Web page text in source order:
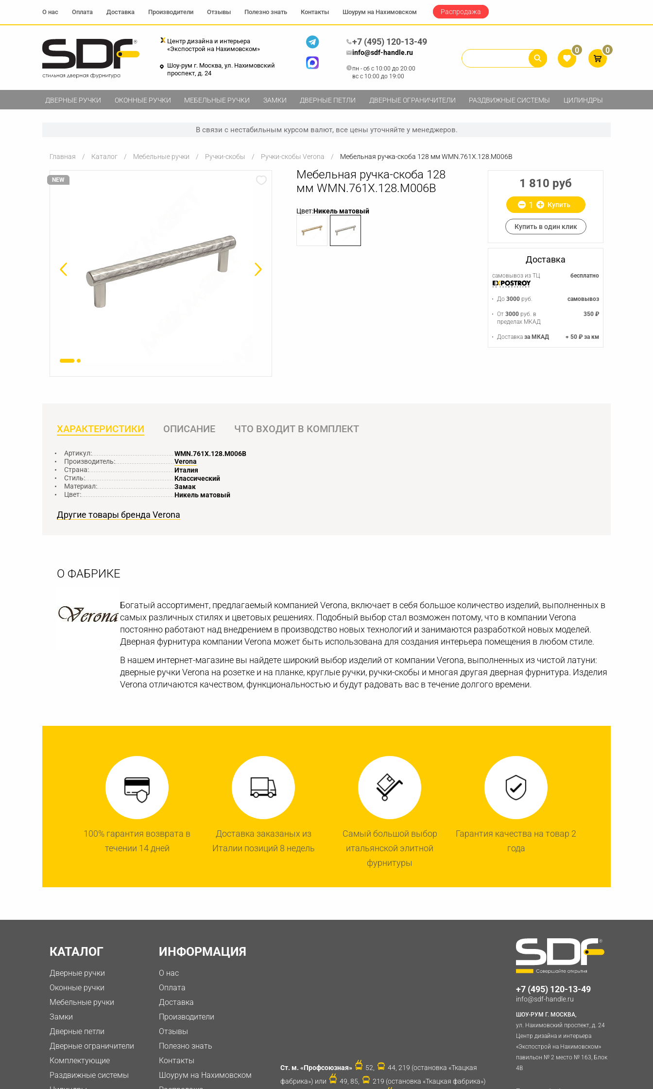
Центр дизайна и интерьера
«Экспострой на Нахимовском»
Шоу-рум г. Москва, ул. Нахимовский
проспект, д. 24
+7 (495) 120-13-49
info@sdf-handle.ru
пн - сб c 10:00 до 20:00
вс c 10:00 до 19:00
0 0
О нас Оплата Доставка Производители Отзывы Полезно знать Контакты Шоурум на Нахимовском Распродажа
ДВЕРНЫЕ РУЧКИ ОКОННЫЕ РУЧКИ МЕБЕЛЬНЫЕ РУЧКИ ЗАМКИ ДВЕРНЫЕ ПЕТЛИ ДВЕРНЫЕ ОГРАНИЧИТЕЛИ РАЗДВИЖНЫЕ СИСТЕМЫ ЦИЛИНДРЫ
В связи с нестабильным курсом валют, все цены уточняйте у менеджеров.
Главная Каталог Мебельные ручки Ручки-скобы Ручки-скобы Verona Мебельная ручка-скоба 128 мм WMN.761X.128.M006B
NEW
Мебельная ручка-скоба 128
мм WMN.761X.128.M006B
Цвет:Никель матовый
1 810 руб
Купить
Купить в один клик
Доставка
самовывоз из ТЦ бесплатно
До3000 руб. самовывоз
От3000 руб. в
пределах МКАД
350 ₽
Доставказа МКАД + 50 ₽ за км
ХАРАКТЕРИСТИКИ ОПИСАНИЕ ЧТО ВХОДИТ В КОМПЛЕКТ
Артикул:
WMN.761X.128.M006B
Производитель:
Verona
Страна:
Италия
Стиль:
Классический
Материал:
Замак
Цвет:
Никель матовый
Другие товары бренда Verona
О ФАБРИКЕ
Богатый ассортимент, предлагаемый компанией Verona, включает в себя большое количество изделий, выполненных в
самых различных стилях и цветовых решениях. Подобный выбор стал возможен потому, что в компании Verona
постоянно работают над внедрением в производство новых технологий и занимаются разработкой новых моделей.
Дверная фурнитура компании Verona может быть использована для создания интерьера помещения в любом стиле.
В нашем интернет-магазине вы найдете широкий выбор изделий от компании Verona, выполненных из чистой латуни:
дверные ручки Verona на розетке и на планке, круглые ручки, ручки-скобы и многая другая дверная фурнитура. Изделия
Verona отличаются качеством, функциональностью и будут радовать вас в течение долгого времени.
100% гарантия возврата в
течении 14 дней
Доставка заказаных из
Италии позиций 8 недель
Самый большой выбор
итальянской элитной
фурнитуры
Гарантия качества на товар 2
года
КАТАЛОГ
Дверные ручки
Оконные ручки
Мебельные ручки
Замки
Дверные петли
Дверные ограничители
Комплектующие
Раздвижные системы
ИНФОРМАЦИЯ
О нас
Оплата
Доставка
Производители
Отзывы
Полезно знать
Контакты
Шоурум на Нахимовском
+7 (495) 120-13-49
info@sdf-handle.ru
ШОУ-РУМ Г. МОСКВА,
ул. Нахимовский проспект, д. 24
Центр дизайна и интерьера
«Экспострой на Нахимовском»
павильон № 2 место № 163, Блок
4B
Ст. м. «Профсоюзная» 52,
44, 219 (остановка «Ткацкая
фабрика») или
49, 85, 219 (остановка «Ткацкая фабрика»)